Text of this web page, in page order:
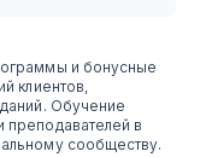
и бонусные
клиентов,
Обучение
преподавателей в
сообществу.